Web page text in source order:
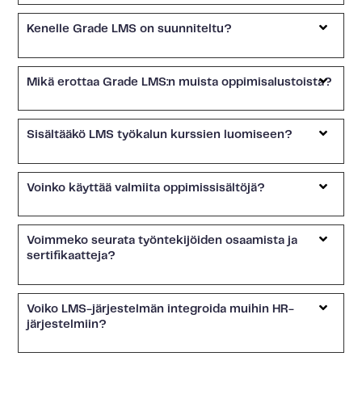
Kenelle Grade LMS on suunniteltu?
Mikä erottaa Grade LMS:n muista oppimisalustoista?
Sisältääkö LMS työkalun kurssien luomiseen?
Voinko käyttää valmiita oppimissisältöjä?
Voimmeko seurata työntekijöiden osaamista ja
sertifikaatteja?
Voiko LMS-järjestelmän integroida muihin HR-
järjestelmiin?